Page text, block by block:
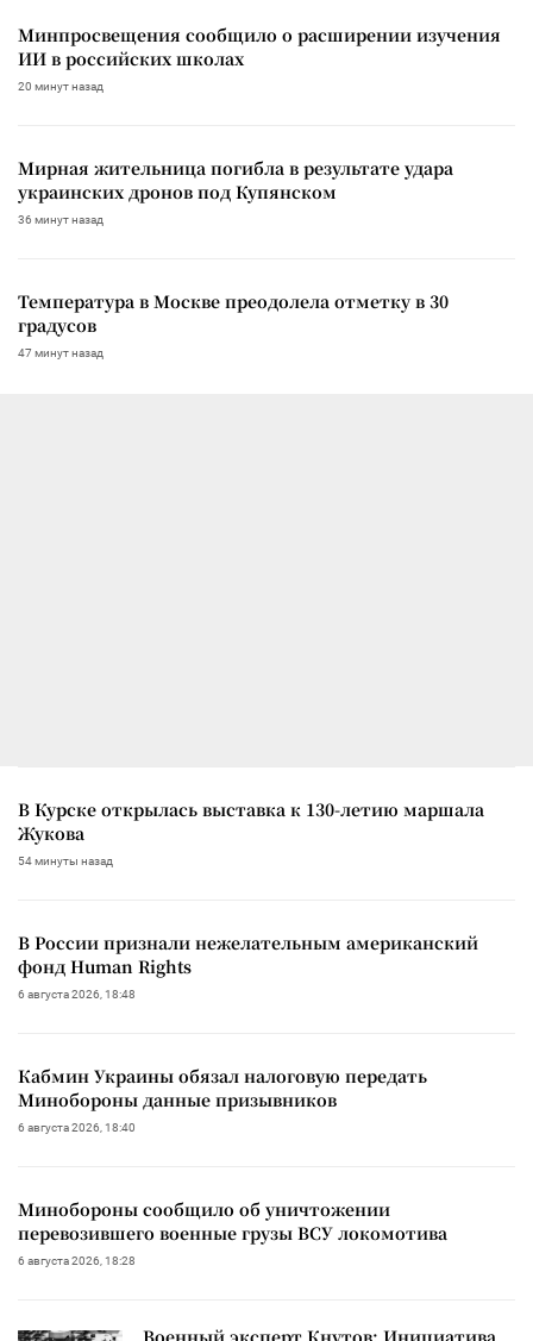
Минпросвещения сообщило о расширении изучения
ИИ в российских школах
20 минут назад
Мирная жительница погибла в результате удара
украинских дронов под Купянском
36 минут назад
Температура в Москве преодолела отметку в 30
градусов
47 минут назад
В Курске открылась выставка к 130-летию маршала
Жукова
54 минуты назад
В России признали нежелательным американский
фонд Human Rights
6 августа 2026, 18:48
Кабмин Украины обязал налоговую передать
Минобороны данные призывников
6 августа 2026, 18:40
Минобороны сообщило об уничтожении
перевозившего военные грузы ВСУ локомотива
6 августа 2026, 18:28
Военный эксперт Кнутов: Инициатива